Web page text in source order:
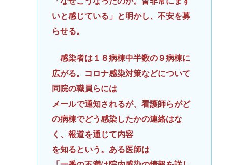
いと感じている」と明かし、不安を募
らせる。
感染者は１８病棟中半数の９病棟に
広がる。コロナ感染対策などについて
同院の職員らには
メールで通知されるが、看護師らがど
の病棟でどう感染したかの連絡はな
く、報道を通じて内容
を知るという。ある医師は